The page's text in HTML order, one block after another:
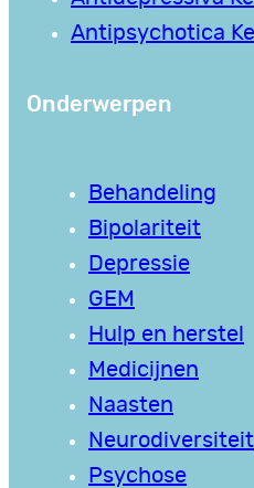
Antipsychotica
Onderwerpen
Behandeling
Bipolariteit
Depressie
GEM
Hulp en herstel
Medicijnen
Naasten
Neurodiversiteit
Psychose